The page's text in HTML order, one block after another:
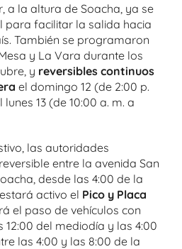
a la altura de Soacha, ya se
para facilitar la salida hacia
También se programaron
y La Vara durante los
y reversibles continuos
el domingo 12 (de 2:00 p.
13 (de 10:00 a. m. a
las autoridades
entre la avenida San
desde las 4:00 de la
activo el Pico y Placa
el paso de vehículos con
del mediodía y las 4:00
las 4:00 y las 8:00 de la